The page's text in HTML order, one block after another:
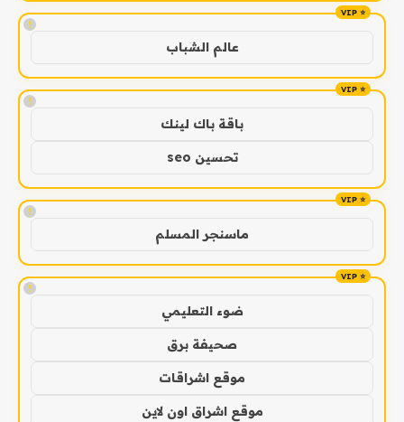
!
عالم الشباب
!
باقة باك لينك
تحسين seo
!
ماسنجر المسلم
!
ضوء التعليمي
صحيفة برق
موقع اشراقات
موقع اشراق اون لاين